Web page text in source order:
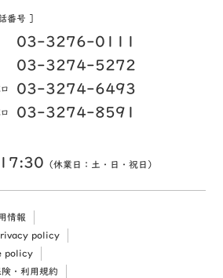
番号 ］
03-3276-0111
03-3274-5272
03-3274-6493
03-3274-8591
（休業日：土・日・祝日）
情報
policy
policy
・利用規約